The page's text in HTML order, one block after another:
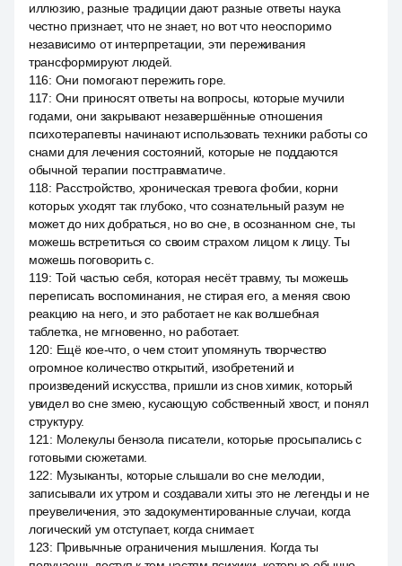
иллюзию, разные традиции дают разные ответы наука
честно признает, что не знает, но вот что неоспоримо
независимо от интерпретации, эти переживания
трансформируют людей.
116: Они помогают пережить горе.
117: Они приносят ответы на вопросы, которые мучили
годами, они закрывают незавершённые отношения
психотерапевты начинают использовать техники работы со
снами для лечения состояний, которые не поддаются
обычной терапии посттравматиче.
118: Расстройство, хроническая тревога фобии, корни
которых уходят так глубоко, что сознательный разум не
может до них добраться, но во сне, в осознанном сне, ты
можешь встретиться со своим страхом лицом к лицу. Ты
можешь поговорить с.
119: Той частью себя, которая несёт травму, ты можешь
переписать воспоминания, не стирая его, а меняя свою
реакцию на него, и это работает не как волшебная
таблетка, не мгновенно, но работает.
120: Ещё кое-что, о чем стоит упомянуть творчество
огромное количество открытий, изобретений и
произведений искусства, пришли из снов химик, который
увидел во сне змею, кусающую собственный хвост, и понял
структуру.
121 : Молекулы бензола писатели, которые просыпались с
готовыми сюжетами.
122: Музыканты, которые слышали во сне мелодии,
записывали их утром и создавали хиты это не легенды и не
преувеличения, это задокументированные случаи, когда
логический ум отступает, когда снимает.
123: Привычные ограничения мышления. Когда ты